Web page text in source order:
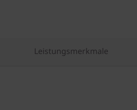
Leistungsmerkmale